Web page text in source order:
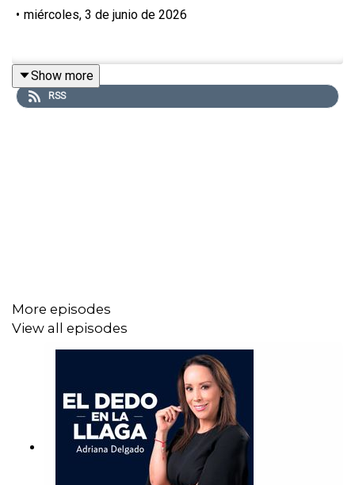
• miércoles, 3 de junio de 2026
Show more
RSS
More episodes
View all episodes